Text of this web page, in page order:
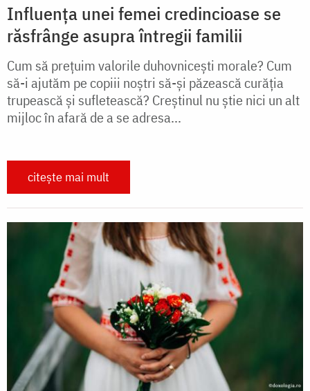
Influența unei femei credincioase se
răsfrânge asupra întregii familii
Cum să preţuim valorile duhovniceşti morale? Cum
să-i ajutăm pe copiii noştri să-şi păzească curăţia
trupească şi sufletească? Creştinul nu ştie nici un alt
mijloc în afară de a se adresa...
citește mai mult